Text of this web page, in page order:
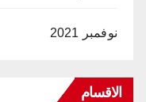
نوفمبر 2021
الاقسام